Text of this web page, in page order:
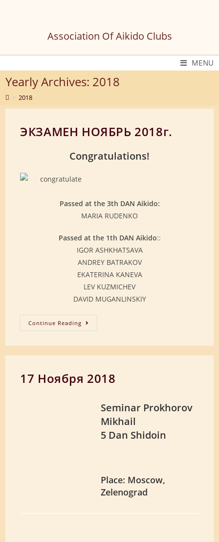
Association Of Aikido Clubs
MENU
Yearly Archives: 2018
> 2018
ЭКЗАМЕН НОЯБРЬ 2018г.
Congratulations!
Passed at the 3th DAN Aikido:
MARIA RUDENKO
Passed at the 1th DAN Aikido::
IGOR ASHKHATSAVA
ANDREY BATRAKOV
EKATERINA KANEVA
LEV KUZMICHEV
DAVID MUGANLINSKIY
Continue Reading ЭКЗАМЕН
НОЯБРЬ
17 Ноября 2018
Seminar Prokhorov
Mikhail
5 Dan Shidoin
Place: Moscow,
Zelenograd